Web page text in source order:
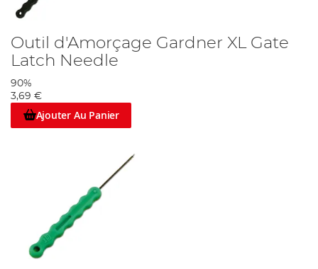
Outil d'Amorçage Gardner XL Gate
Latch Needle
90%
3,69 €
Ajouter Au Panier